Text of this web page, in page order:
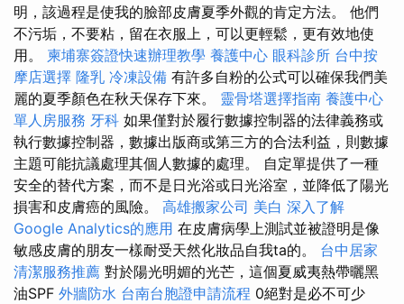
明，該過程是使我的臉部皮膚夏季外觀的肯定方法。 他們
不污垢，不要粘，留在衣服上，可以更輕鬆，更有效地使
用。 柬埔寨簽證快速辦理教學 養護中心 眼科診所 台中按
摩店選擇 隆乳 冷凍設備 有許多自粉的公式可以確保我們美
麗的夏季顏色在秋天保存下來。 靈骨塔選擇指南 養護中心
單人房服務 牙科 如果僅對於履行數據控制器的法律義務或
執行數據控制器，數據出版商或第三方的合法利益，則數據
主題可能抗議處理其個人數據的處理。 自定單提供了一種
安全的替代方案，而不是日光浴或日光浴室，並降低了陽光
損害和皮膚癌的風險。 高雄搬家公司 美白 深入了解
Google Analytics的應用 在皮膚病學上測試並被證明是像
敏感皮膚的朋友一樣耐受天然化妝品自我ta的。 台中居家
清潔服務推薦 對於陽光明媚的光芒，這個夏威夷熱帶曬黑
油SPF 外牆防水 台南台胞證申請流程 0絕對是必不可少